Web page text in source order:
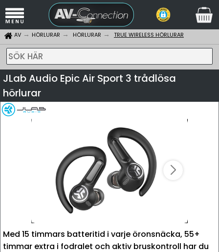
AV HÖRLURAR HÖRLURAR TRUE WIRELESS HÖRLURAR
SÖK HÄR
JLab Audio Epic Air Sport 3 trådlösa
hörlurar
Med 15 timmars batteritid i varje öronsnäcka, 55+
timmar extra i fodralet och aktiv bruskontroll har du